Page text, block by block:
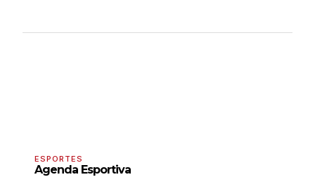
ESPORTES
Agenda Esportiva